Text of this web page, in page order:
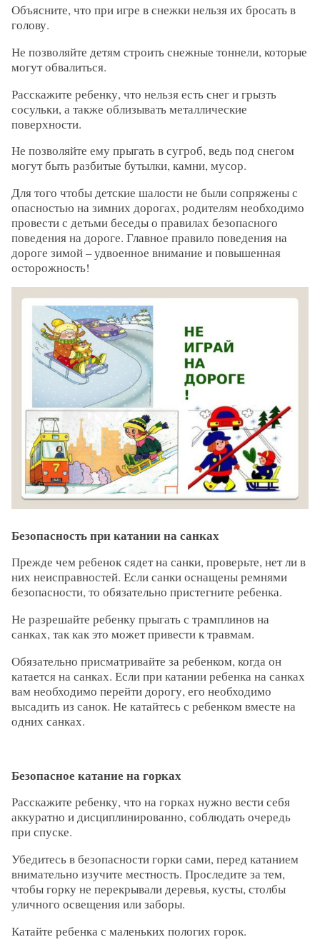
Объясните, что при игре в снежки нельзя их бросать в
голову.
Не позволяйте детям строить снежные тоннели, которые
могут обвалиться.
Расскажите ребенку, что нельзя есть снег и грызть
сосульки, а также облизывать металлические
поверхности.
Не позволяйте ему прыгать в сугроб, ведь под снегом
могут быть разбитые бутылки, камни, мусор.
Для того чтобы детские шалости не были сопряжены с
опасностью на зимних дорогах, родителям необходимо
провести с детьми беседы о правилах безопасного
поведения на дороге. Главное правило поведения на
дороге зимой – удвоенное внимание и повышенная
осторожность!
Безопасность при катании на санках
Прежде чем ребенок сядет на санки, проверьте, нет ли в
них неисправностей. Если санки оснащены ремнями
безопасности, то обязательно пристегните ребенка.
Не разрешайте ребенку прыгать с трамплинов на
санках, так как это может привести к травмам.
Обязательно присматривайте за ребенком, когда он
катается на санках. Если при катании ребенка на санках
вам необходимо перейти дорогу, его необходимо
высадить из санок. Не катайтесь с ребенком вместе на
одних санках.
Безопасное катание на горках
Расскажите ребенку, что на горках нужно вести себя
аккуратно и дисциплинированно, соблюдать очередь
при спуске.
Убедитесь в безопасности горки сами, перед катанием
внимательно изучите местность. Проследите за тем,
чтобы горку не перекрывали деревья, кусты, столбы
уличного освещения или заборы.
Катайте ребенка с маленьких пологих горок.